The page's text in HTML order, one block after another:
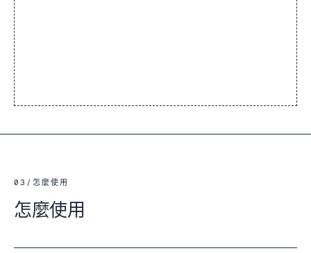
03 / 怎麼使用
怎麼使用